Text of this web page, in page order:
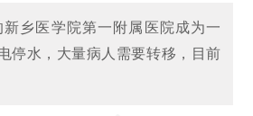
乡医学院第一附属医院成为一
停水，大量病人需要转移，目前